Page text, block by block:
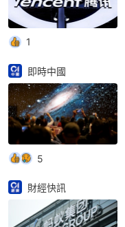
1
即時中國
5
財經快訊